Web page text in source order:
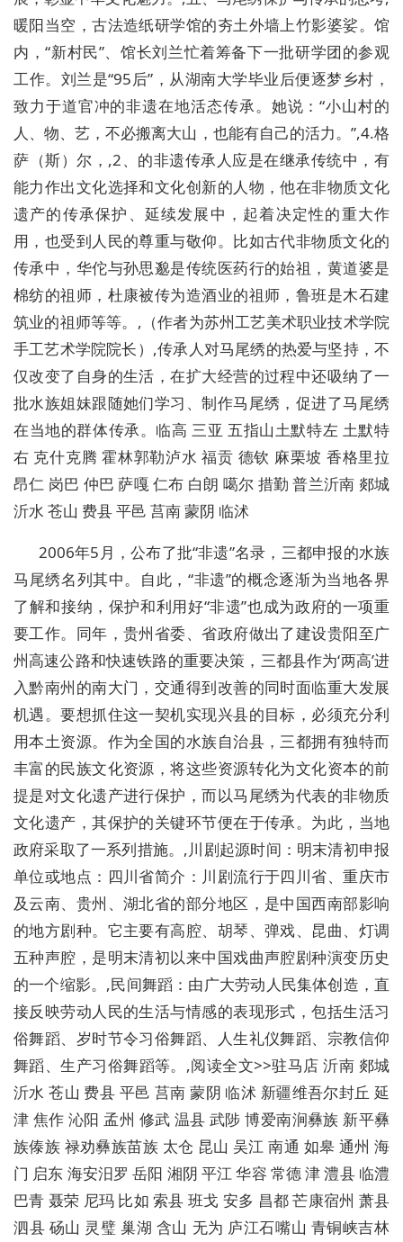
暖阳当空，古法造纸研学馆的夯土外墙上竹影婆娑。馆
内，“新村民”、馆长刘兰忙着筹备下一批研学团的参观
工作。刘兰是“95后”，从湖南大学毕业后便逐梦乡村，
致力于道官冲的非遗在地活态传承。她说：“小山村的
人、物、艺，不必搬离大山，也能有自己的活力。”,4.格
萨（斯）尔，,2、的非遗传承人应是在继承传统中，有
能力作出文化选择和文化创新的人物，他在非物质文化
遗产的传承保护、延续发展中，起着决定性的重大作
用，也受到人民的尊重与敬仰。比如古代非物质文化的
传承中，华佗与孙思邈是传统医药行的始祖，黄道婆是
棉纺的祖师，杜康被传为造酒业的祖师，鲁班是木石建
筑业的祖师等等。,（作者为苏州工艺美术职业技术学院
手工艺术学院院长）,传承人对马尾绣的热爱与坚持，不
仅改变了自身的生活，在扩大经营的过程中还吸纳了一
批水族姐妹跟随她们学习、制作马尾绣，促进了马尾绣
在当地的群体传承。临高 三亚 五指山土默特左 土默特
右 克什克腾 霍林郭勒泸水 福贡 德钦 麻栗坡 香格里拉
昂仁 岗巴 仲巴 萨嘎 仁布 白朗 噶尔 措勤 普兰沂南 郯城
沂水 苍山 费县 平邑 莒南 蒙阴 临沭
2006年5月，公布了批“非遗”名录，三都申报的水族
马尾绣名列其中。自此，“非遗”的概念逐渐为当地各界
了解和接纳，保护和利用好“非遗”也成为政府的一项重
要工作。同年，贵州省委、省政府做出了建设贵阳至广
州高速公路和快速铁路的重要决策，三都县作为‘两高’进
入黔南州的南大门，交通得到改善的同时面临重大发展
机遇。要想抓住这一契机实现兴县的目标，必须充分利
用本土资源。作为全国的水族自治县，三都拥有独特而
丰富的民族文化资源，将这些资源转化为文化资本的前
提是对文化遗产进行保护，而以马尾绣为代表的非物质
文化遗产，其保护的关键环节便在于传承。为此，当地
政府采取了一系列措施。,川剧起源时间：明末清初申报
单位或地点：四川省简介：川剧流行于四川省、重庆市
及云南、贵州、湖北省的部分地区，是中国西南部影响
的地方剧种。它主要有高腔、胡琴、弹戏、昆曲、灯调
五种声腔，是明末清初以来中国戏曲声腔剧种演变历史
的一个缩影。,民间舞蹈：由广大劳动人民集体创造，直
接反映劳动人民的生活与情感的表现形式，包括生活习
俗舞蹈、岁时节令习俗舞蹈、人生礼仪舞蹈、宗教信仰
舞蹈、生产习俗舞蹈等。,阅读全文>>驻马店 沂南 郯城
沂水 苍山 费县 平邑 莒南 蒙阴 临沭 新疆维吾尔封丘 延
津 焦作 沁阳 孟州 修武 温县 武陟 博爱南涧彝族 新平彝
族傣族 禄劝彝族苗族 太仓 昆山 吴江 南通 如皋 通州 海
门 启东 海安汨罗 岳阳 湘阴 平江 华容 常德 津 澧县 临澧
巴青 聂荣 尼玛 比如 索县 班戈 安多 昌都 芒康宿州 萧县
泗县 砀山 灵璧 巢湖 含山 无为 庐江石嘴山 青铜峡吉林